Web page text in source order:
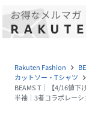
Rakuten Fashion navigate_next
カットソー・Tシャツ navigate_next
BEAMS T｜【4/16値下
半袖｜3者コラボレー